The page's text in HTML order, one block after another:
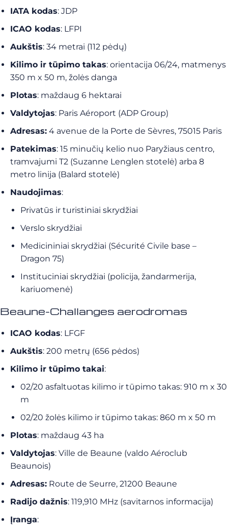
IATA kodas: JDP
ICAO kodas: LFPI
Aukštis: 34 metrai (112 pėdų)
Kilimo ir tūpimo takas: orientacija 06/24, matmenys
350 m x 50 m, žolės danga
Plotas: maždaug 6 hektarai
Valdytojas: Paris Aéroport (ADP Group)
Adresas: 4 avenue de la Porte de Sèvres, 75015 Paris
Patekimas: 15 minučių kelio nuo Paryžiaus centro,
tramvajumi T2 (Suzanne Lenglen stotelė) arba 8
metro linija (Balard stotelė)
Naudojimas:
Privatūs ir turistiniai skrydžiai
Verslo skrydžiai
Medicininiai skrydžiai (Sécurité Civile base –
Dragon 75)
Instituciniai skrydžiai (policija, žandarmerija,
kariuomenė)
Beaune-Challanges aerodromas
ICAO kodas: LFGF
Aukštis: 200 metrų (656 pėdos)
Kilimo ir tūpimo takai:
02/20 asfaltuotas kilimo ir tūpimo takas: 910 m x 30
m
02/20 žolės kilimo ir tūpimo takas: 860 m x 50 m
Plotas: maždaug 43 ha
Valdytojas: Ville de Beaune (valdo Aéroclub
Beaunois)
Adresas: Route de Seurre, 21200 Beaune
Radijo dažnis: 119,910 MHz (savitarnos informacija)
Įranga: